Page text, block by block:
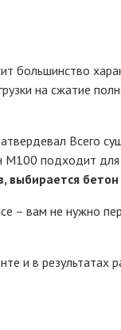
большинство
на сжатие
Всего
подходит для
выбирается
– вам не нужно
и в результатах